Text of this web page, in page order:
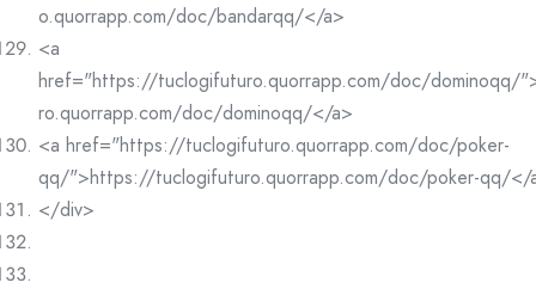
o.quorrapp.com/doc/bandarqq/</a>
<a
href="https://tuclogifuturo.quorrapp.com/doc/dominoqq/
ro.quorrapp.com/doc/dominoqq/</a>
<a href="https://tuclogifuturo.quorrapp.com/doc/poker-
qq/">https://tuclogifuturo.quorrapp.com/doc/poker-qq/</
</div>